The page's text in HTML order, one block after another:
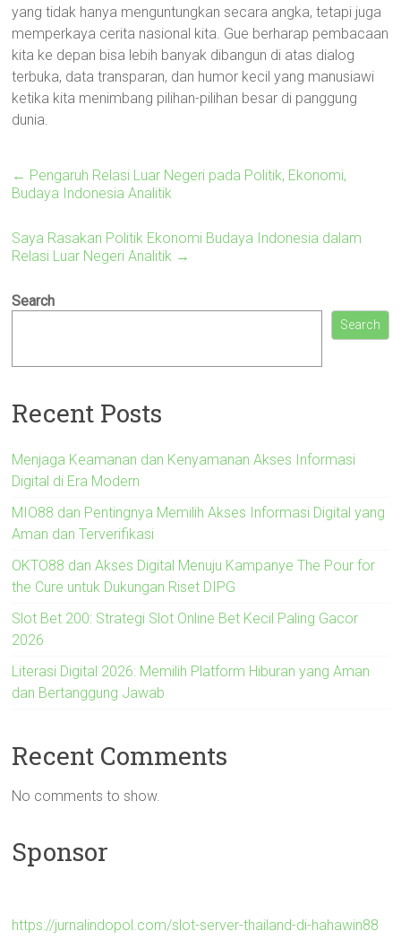
yang tidak hanya menguntungkan secara angka, tetapi juga
memperkaya cerita nasional kita. Gue berharap pembacaan
kita ke depan bisa lebih banyak dibangun di atas dialog
terbuka, data transparan, dan humor kecil yang manusiawi
ketika kita menimbang pilihan-pilihan besar di panggung
dunia.
← Pengaruh Relasi Luar Negeri pada Politik, Ekonomi,
Budaya Indonesia Analitik
Saya Rasakan Politik Ekonomi Budaya Indonesia dalam
Relasi Luar Negeri Analitik →
Search
Search
Recent Posts
Menjaga Keamanan dan Kenyamanan Akses Informasi
Digital di Era Modern
MIO88 dan Pentingnya Memilih Akses Informasi Digital yang
Aman dan Terverifikasi
OKTO88 dan Akses Digital Menuju Kampanye The Pour for
the Cure untuk Dukungan Riset DIPG
Slot Bet 200: Strategi Slot Online Bet Kecil Paling Gacor
2026
Literasi Digital 2026: Memilih Platform Hiburan yang Aman
dan Bertanggung Jawab
Recent Comments
No comments to show.
Sponsor
https://jurnalindopol.com/slot-server-thailand-di-hahawin88